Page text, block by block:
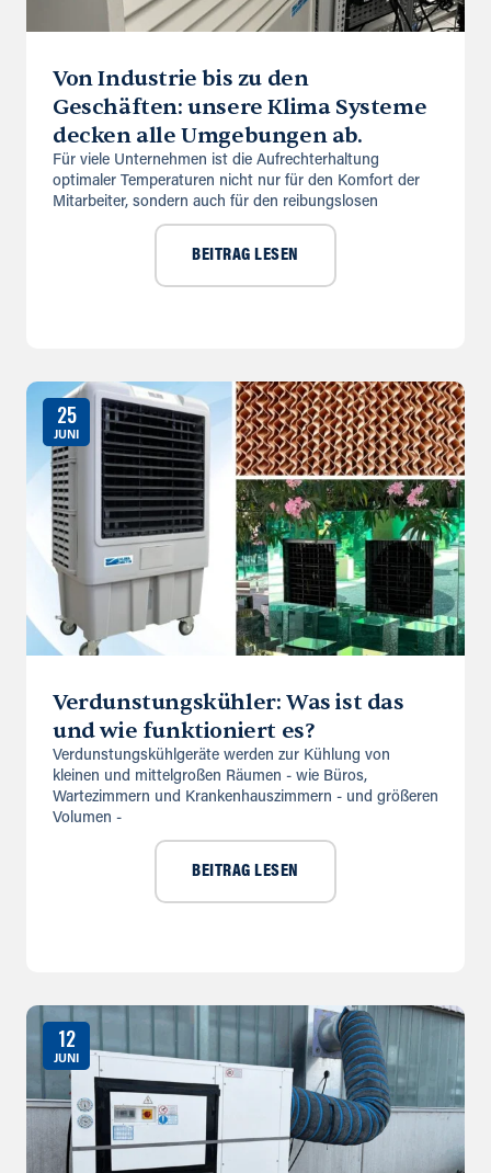
Von Industrie bis zu den
Geschäften: unsere Klima Systeme
decken alle Umgebungen ab.
Für viele Unternehmen ist die Aufrechterhaltung
optimaler Temperaturen nicht nur für den Komfort der
Mitarbeiter, sondern auch für den reibungslosen
BEITRAG LESEN
25
JUNI
Verdunstungskühler: Was ist das
und wie funktioniert es?
Verdunstungskühlgeräte werden zur Kühlung von
kleinen und mittelgroßen Räumen - wie Büros,
Wartezimmern und Krankenhauszimmern - und größeren
Volumen -
BEITRAG LESEN
12
JUNI